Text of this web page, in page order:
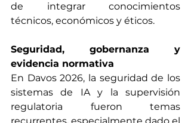
de integrar conocimientos
técnicos, económicos y éticos.
Seguridad, gobernanza y
evidencia normativa
En Davos 2026, la seguridad de los
sistemas de IA y la supervisión
regulatoria fueron temas